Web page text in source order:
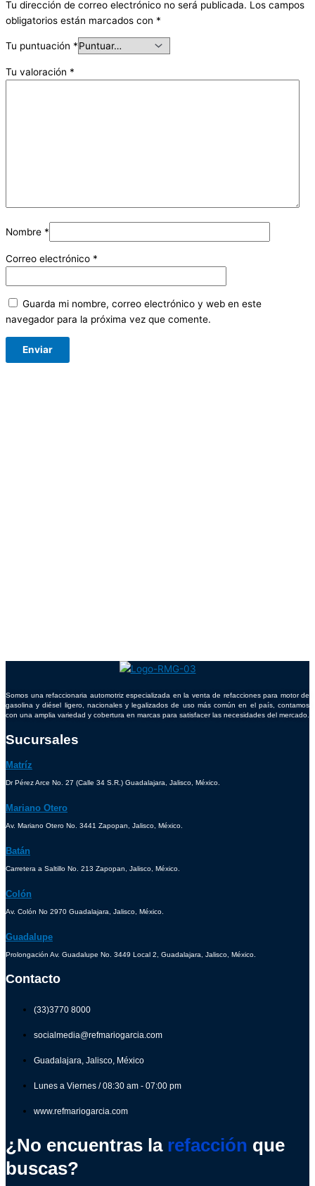
Tu dirección de correo electrónico no será publicada. Los campos
obligatorios están marcados con *
Tu puntuación *
Tu valoración *
Nombre *
Correo electrónico *
Guarda mi nombre, correo electrónico y web en este
navegador para la próxima vez que comente.
Somos una refaccionaria automotriz especializada en la venta de refacciones para motor de
gasolina y diésel ligero, nacionales y legalizados de uso más común en el país, contamos
con una amplia variedad y cobertura en marcas para satisfacer las necesidades del mercado.
Sucursales
Matríz
Dr Pérez Arce No. 27 (Calle 34 S.R.) Guadalajara, Jalisco, México.
Mariano Otero
Av. Mariano Otero No. 3441 Zapopan, Jalisco, México.
Batán
Carretera a Saltillo No. 213 Zapopan, Jalisco, México.
Colón
Av. Colón No 2970 Guadalajara, Jalisco, México.
Guadalupe
Prolongación Av. Guadalupe No. 3449 Local 2, Guadalajara, Jalisco, México.
Contacto
(33)3770 8000
socialmedia@refmariogarcia.com
Guadalajara, Jalisco, México
Lunes a Viernes / 08:30 am - 07:00 pm
www.refmariogarcia.com
¿No encuentras la refacción que
buscas?